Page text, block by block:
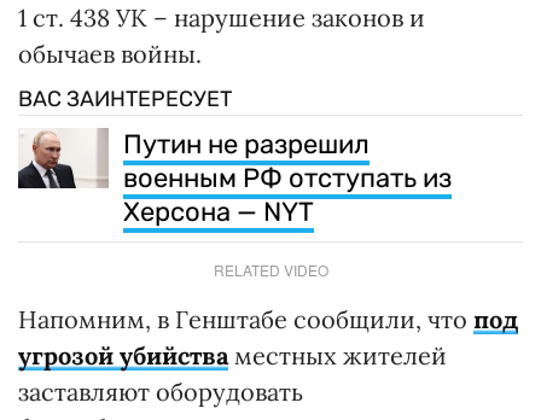
1 ст. 438 УК – нарушение законов и
обычаев войны.
ВАС ЗАИНТЕРЕСУЕТ
Путин не разрешил
военным РФ отступать из
Херсона — NYT
RELATED VIDEO
Напомним, в Генштабе сообщили, что под
угрозой убийства местных жителей
заставляют оборудовать